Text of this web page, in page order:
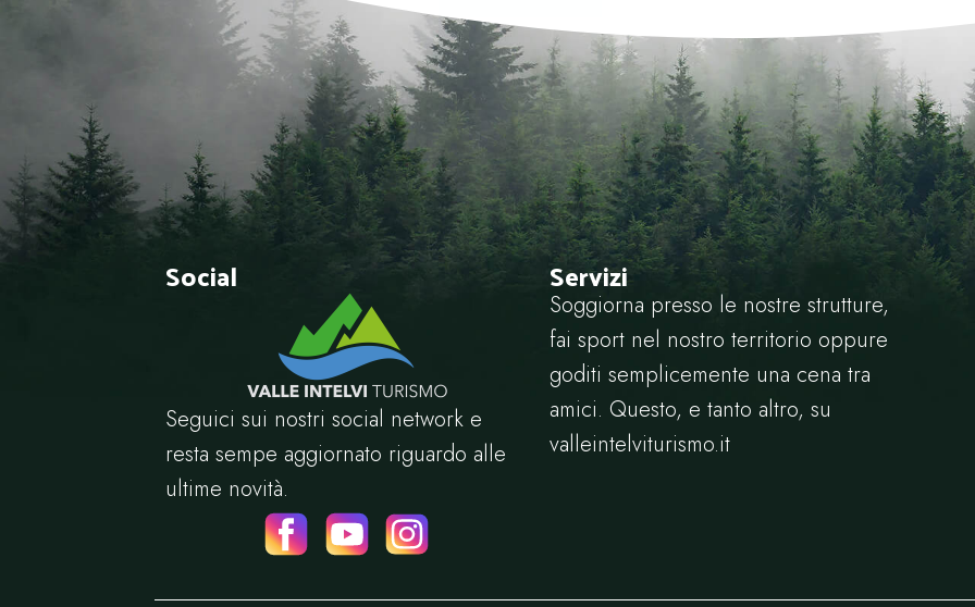
Social
Seguici sui nostri social network e
resta sempe aggiornato riguardo alle
ultime novità.
Servizi
Soggiorna presso le nostre strutture,
fai sport nel nostro territorio oppure
goditi semplicemente una cena tra
amici. Questo, e tanto altro, su
valleintelviturismo.it